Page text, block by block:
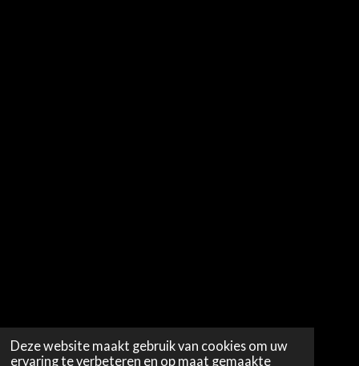
Deze website maakt gebruik van cookies om uw
ervaring te verbeteren en op maat gemaakte